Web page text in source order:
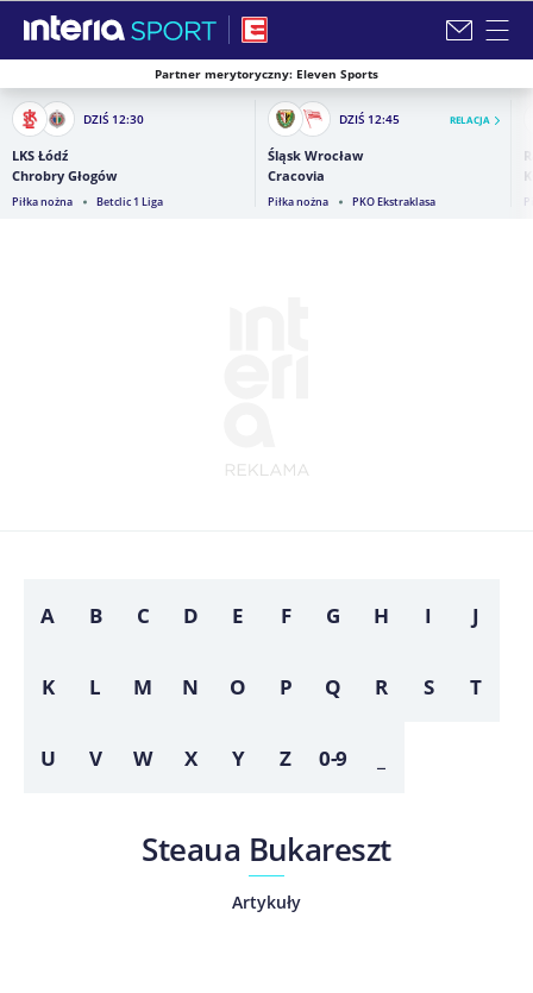
Zamknij i przejdź na stronę główną INTERIA
Partner merytoryczny: Eleven Sports
DZIŚ 12:30
LKS Łódź
Chrobry Głogów
Piłka nożna Betclic 1 Liga
DZIŚ 12:45 RELACJA
Śląsk Wrocław
Cracovia
Piłka nożna PKO Ekstraklasa
A B C D E F G H I J
K L M N O P Q R S T
U V W X Y Z 0-9
Steaua Bukareszt
Artykuły